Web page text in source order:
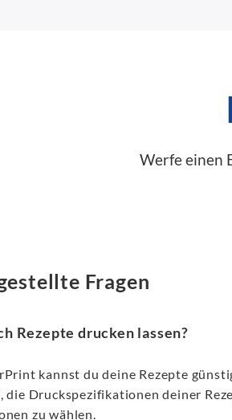
Werfe einen
Fragen
Rezepte drucken lassen?
kannst du deine Rezepte
die Druckspezifikationen deiner
zu wählen.